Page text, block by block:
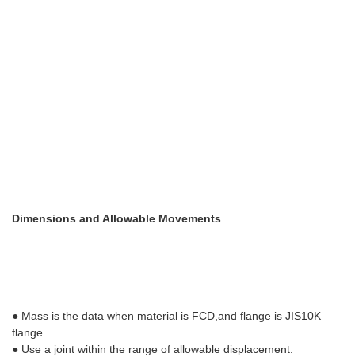
Dimensions and Allowable Movements
● Mass is the data when material is FCD,and flange is JIS10K
flange.
● Use a joint within the range of allowable displacement.